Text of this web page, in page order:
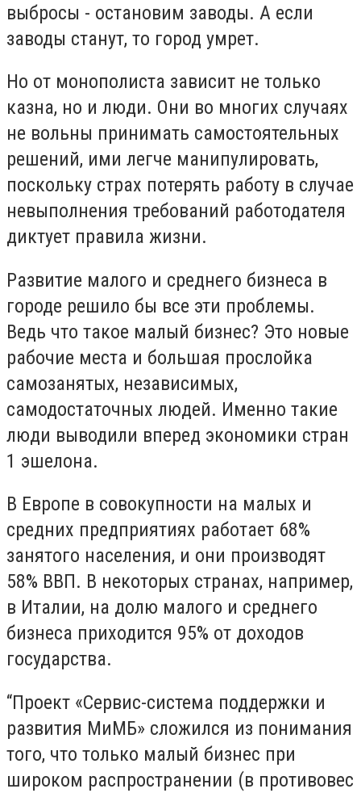
выбросы - остановим заводы. А если
заводы станут, то город умрет.
Но от монополиста зависит не только
казна, но и люди. Они во многих случаях
не вольны принимать самостоятельных
решений, ими легче манипулировать,
поскольку страх потерять работу в случае
невыполнения требований работодателя
диктует правила жизни.
Развитие малого и среднего бизнеса в
городе решило бы все эти проблемы.
Ведь что такое малый бизнес? Это новые
рабочие места и большая прослойка
самозанятых, независимых,
самодостаточных людей. Именно такие
люди выводили вперед экономики стран
1 эшелона.
В Европе в совокупности на малых и
средних предприятиях работает 68%
занятого населения, и они производят
58% ВВП. В некоторых странах, например,
в Италии, на долю малого и среднего
бизнеса приходится 95% от доходов
государства.
“Проект «Сервис-система поддержки и
развития МиМБ» сложился из понимания
того, что только малый бизнес при
широком распространении (в противовес